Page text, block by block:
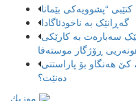
سەبارەت بە کارێکی
هەنگاو بۆ پاراستنی